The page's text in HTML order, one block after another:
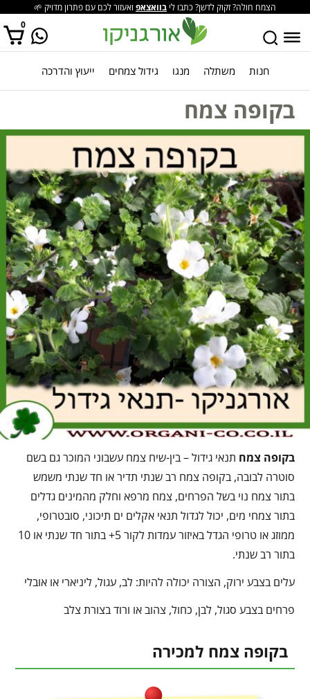
הצמח חולה? זקוק לדשן? כתבו לי בוואצאפ ואעזור לכם עם פתרון מדויק 🌱
0
אין מוצרים בסל הקניות. חנות משתלה מנגו גידול צמחים ייעוץ והדרכה
בקופה צמח
בקופה צמח תנאי גידול – בין-שיח צמח עשבוני המוכר גם בשם
סוטרה לבובה, בקופה צמח רב שנתי תדיר או חד שנתי משמש
בתור צמח נוי בשל הפרחים, צמח מרפא וחלק מהמינים גדלים
בתור צמחי מים, יכול לגדול תנאי אקלים ים תיכוני, סובטרופי,
ממוזג או טרופי הגדל באיזור עמדות לקור 5+ בתור חד שנתי או 10
בתור רב שנתי.
עלים בצבע ירוק, הצורה יכולה להיות: לב, עגול, ליניארי או אובלי
פרחים בצבע סגול, לבן, כחול, צהוב או ורוד בצורת צלב
בקופה צמח למכירה